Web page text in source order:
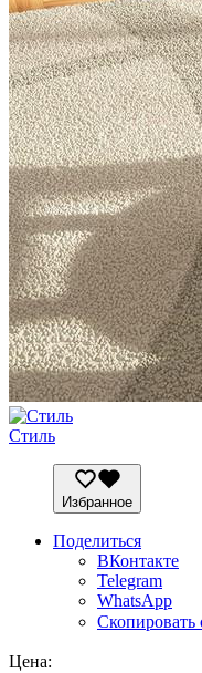
Стиль
Избранное
Поделиться
ВКонтакте
Telegram
WhatsApp
Скопировать
Цена: